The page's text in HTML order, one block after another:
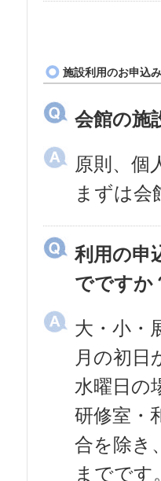
施設利用のお申込
会館の施
原則、個
まずは会
利用の申
でですか
大・小・
月の初日
水曜日の
研修室・
合を除き
までです